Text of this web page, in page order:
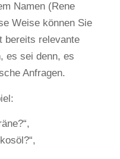
Namen (Rene
Weise können Sie
bereits relevante
es sei denn, es
Anfragen.